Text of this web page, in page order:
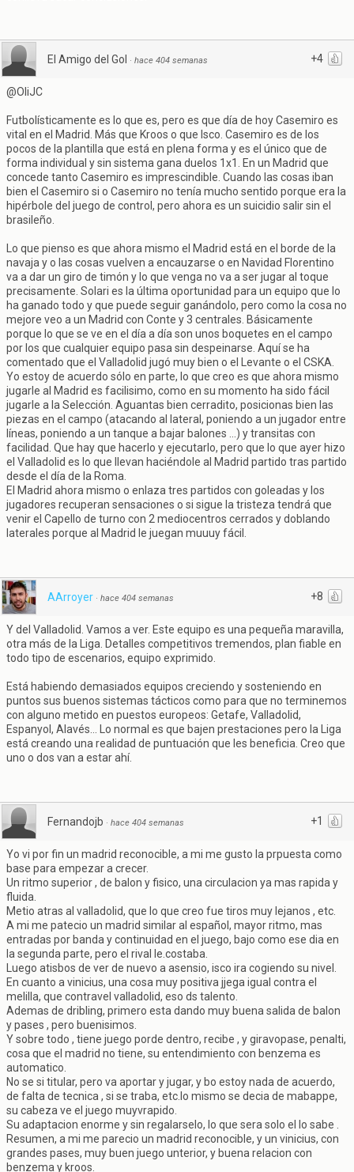
+4
El Amigo del Gol · hace 404 semanas
@OliJC
Futbolísticamente es lo que es, pero es que día de hoy Casemiro es
vital en el Madrid. Más que Kroos o que Isco. Casemiro es de los
pocos de la plantilla que está en plena forma y es el único que de
forma individual y sin sistema gana duelos 1x1. En un Madrid que
concede tanto Casemiro es imprescindible. Cuando las cosas iban
bien el Casemiro si o Casemiro no tenía mucho sentido porque era la
hipérbole del juego de control, pero ahora es un suicidio salir sin el
brasileño.
Lo que pienso es que ahora mismo el Madrid está en el borde de la
navaja y o las cosas vuelven a encauzarse o en Navidad Florentino
va a dar un giro de timón y lo que venga no va a ser jugar al toque
precisamente. Solari es la última oportunidad para un equipo que lo
ha ganado todo y que puede seguir ganándolo, pero como la cosa no
mejore veo a un Madrid con Conte y 3 centrales. Básicamente
porque lo que se ve en el día a día son unos boquetes en el campo
por los que cualquier equipo pasa sin despeinarse. Aquí se ha
comentado que el Valladolid jugó muy bien o el Levante o el CSKA.
Yo estoy de acuerdo sólo en parte, lo que creo es que ahora mismo
jugarle al Madrid es facilisimo, como en su momento ha sido fácil
jugarle a la Selección. Aguantas bien cerradito, posicionas bien las
piezas en el campo (atacando al lateral, poniendo a un jugador entre
líneas, poniendo a un tanque a bajar balones ...) y transitas con
facilidad. Que hay que hacerlo y ejecutarlo, pero que lo que ayer hizo
el Valladolid es lo que llevan haciéndole al Madrid partido tras partido
desde el día de la Roma.
El Madrid ahora mismo o enlaza tres partidos con goleadas y los
jugadores recuperan sensaciones o si sigue la tristeza tendrá que
venir el Capello de turno con 2 mediocentros cerrados y doblando
laterales porque al Madrid le juegan muuuy fácil.
+8
AArroyer · hace 404 semanas
Y del Valladolid. Vamos a ver. Este equipo es una pequeña maravilla,
otra más de la Liga. Detalles competitivos tremendos, plan fiable en
todo tipo de escenarios, equipo exprimido.
Está habiendo demasiados equipos creciendo y sosteniendo en
puntos sus buenos sistemas tácticos como para que no terminemos
con alguno metido en puestos europeos: Getafe, Valladolid,
Espanyol, Alavés... Lo normal es que bajen prestaciones pero la Liga
está creando una realidad de puntuación que les beneficia. Creo que
uno o dos van a estar ahí.
+1
Fernandojb · hace 404 semanas
Yo vi por fin un madrid reconocible, a mi me gusto la prpuesta como
base para empezar a crecer.
Un ritmo superior , de balon y fisico, una circulacion ya mas rapida y
fluida.
Metio atras al valladolid, que lo que creo fue tiros muy lejanos , etc.
A mi me patecio un madrid similar al español, mayor ritmo, mas
entradas por banda y continuidad en el juego, bajo como ese dia en
la segunda parte, pero el rival le.costaba.
Luego atisbos de ver de nuevo a asensio, isco ira cogiendo su nivel.
En cuanto a vinicius, una cosa muy positiva jjega igual contra el
melilla, que contravel valladolid, eso ds talento.
Ademas de dribling, primero esta dando muy buena salida de balon
y pases , pero buenisimos.
Y sobre todo , tiene juego porde dentro, recibe , y giravopase, penalti,
cosa que el madrid no tiene, su entendimiento con benzema es
automatico.
No se si titular, pero va aportar y jugar, y bo estoy nada de acuerdo,
de falta de tecnica , si se traba, etc.lo mismo se decia de mabappe,
su cabeza ve el juego muyvrapido.
Su adaptacion enorme y sin regalarselo, lo que sera solo el lo sabe .
Resumen, a mi me parecio un madrid reconocible, y un vinicius, con
grandes pases, muy buen juego unterior, y buena relacion con
benzema y kroos.